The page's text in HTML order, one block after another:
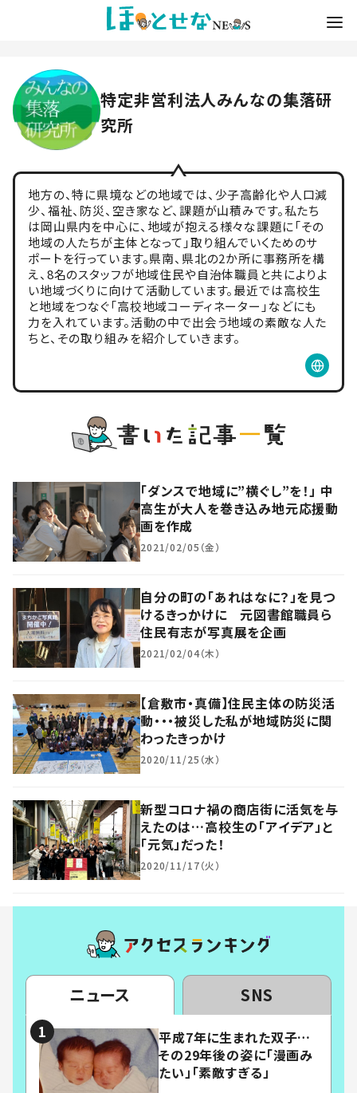
特定非営利法人みんなの集落研
究所
地方の、特に県境などの地域では、少子高齢化や人口減
少、福祉、防災、空き家など、課題が山積みです。私たち
は岡山県内を中心に、地域が抱える様々な課題に「その
地域の人たちが主体となって」取り組んでいくためのサ
ポートを行っています。県南、県北の2か所に事務所を構
え、8名のスタッフが地域住民や自治体職員と共によりよ
い地域づくりに向けて活動しています。最近では高校生
と地域をつなぐ「高校地域コーディネーター」などにも
力を入れています。活動の中で出会う地域の素敵な人た
ちと、その取り組みを紹介していきます。
「ダンスで地域に”横ぐし”を！」 中
高生が大人を巻き込み地元応援動
画を作成
2021/02/05（金）
自分の町の「あれはなに？」を見つ
けるきっかけに 元図書館職員ら
住民有志が写真展を企画
2021/02/04（木）
【倉敷市・真備】住民主体の防災活
動・・・被災した私が地域防災に関
わったきっかけ
2020/11/25（水）
新型コロナ禍の商店街に活気を与
えたのは…高校生の「アイデア」と
「元気」だった！
2020/11/17（火）
ニュース SNS
平成7年に生まれた双子…
その29年後の姿に「漫画み
たい」「素敵すぎる」